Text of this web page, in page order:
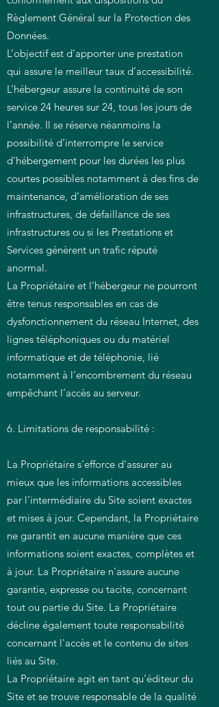
Règlement Général sur la Protection des
Données.
L’objectif est d’apporter une prestation
qui assure le meilleur taux d’accessibilité.
L’hébergeur assure la continuité de son
service 24 heures sur 24, tous les jours de
l’année. Il se réserve néanmoins la
possibilité d’interrompre le service
d’hébergement pour les durées les plus
courtes possibles notamment à des fins de
maintenance, d’amélioration de ses
infrastructures, de défaillance de ses
infrastructures ou si les Prestations et
Services génèrent un trafic réputé
anormal.
La Propriétaire et l’hébergeur ne pourront
être tenus responsables en cas de
dysfonctionnement du réseau Internet, des
lignes téléphoniques ou du matériel
informatique et de téléphonie, lié
notamment à l’encombrement du réseau
empêchant l’accès au serveur.
6. Limitations de responsabilité :
La Propriétaire s'efforce d'assurer au
mieux que les informations accessibles
par l'intermédiaire du Site soient exactes
et mises à jour. Cependant, la Propriétaire
ne garantit en aucune manière que ces
informations soient exactes, complètes et
à jour. La Propriétaire n'assure aucune
garantie, expresse ou tacite, concernant
tout ou partie du Site. La Propriétaire
décline également toute responsabilité
concernant l'accès et le contenu de sites
liés au Site.
La Propriétaire agit en tant qu’éditeur du
Site et se trouve responsable de la qualité